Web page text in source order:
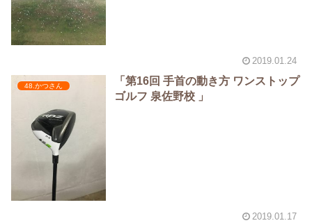
2019.01.24
48.かつさん
「第16回 手首の動き方 ワンストップ
ゴルフ 泉佐野校 」
2019.01.17